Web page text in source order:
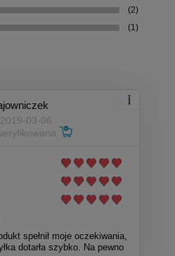
(2)
(1)
03-06
spełnił moje oczekiwania,
dotarła szybko. Na pewno